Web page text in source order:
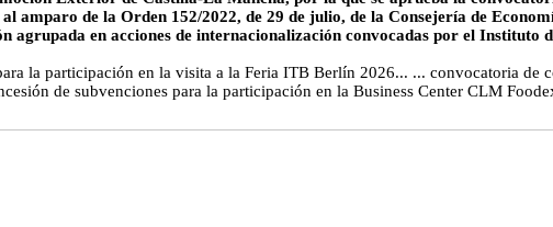
amparo de la Orden 152/2022, de 29 de julio, de la Consejería de
agrupada en acciones de internacionalización convocadas por el
la participación en la visita a la Feria ITB Berlín 2026... ... convocatoria de
de subvenciones para la participación en la Business Center CLM